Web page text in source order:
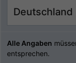
Alle Angaben
entsprechen.